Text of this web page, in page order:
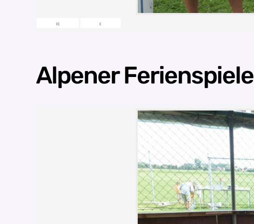
« ‹
Alpener Ferienspiele